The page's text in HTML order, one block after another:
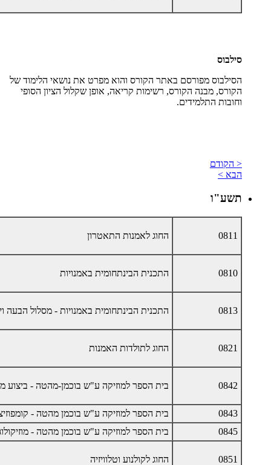
סילבוס
הסילבוס מפורסם באתר הקורס והוא מפרט את נושאי הלימוד של
הקורס, מבנה הקורס, רשימות קריאה, אופן שקלול הציון הסופי
וחובות התלמידים.
< הקודם
הבא >
תשע"ו
0811 החוג לאמנות התאטרון
0810 התכנית הבינתחומית באמנויות
0813 התכנית הבינתחומית באמנויות - מסלול הבעה
0821 החוג לתולדות האמנות
0842 בית הספר למוזיקה ע"ש בוכמן-מהטה - ביצוע
0843
בית הספר למוזיקה ע"ש בוכמן מהטה -
0845
בית הספר למוזיקה ע"ש בוכמן מהטה -
0851 החוג לקולנוע וטלוויזיה